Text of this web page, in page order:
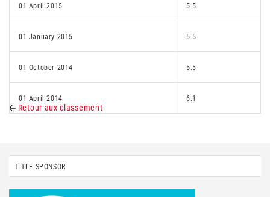
01 April 2015 5.5
01 January 2015 5.5
01 October 2014 5.5
01 April 2014 6.1
Retour aux classement
TITLE SPONSOR